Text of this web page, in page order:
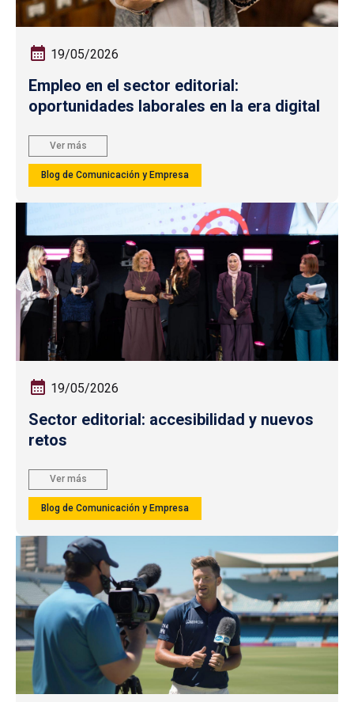
19/05/2026
Empleo en el sector editorial:
oportunidades laborales en la era digital
Ver más
Blog de Comunicación y Empresa
19/05/2026
Sector editorial: accesibilidad y nuevos
retos
Ver más
Blog de Comunicación y Empresa